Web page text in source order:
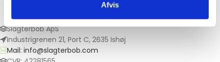
Afvis
Slagterbob ApS
Industrigrenen 21, Port C, 2635 Ishøj
Mail: info@slagterbob.com